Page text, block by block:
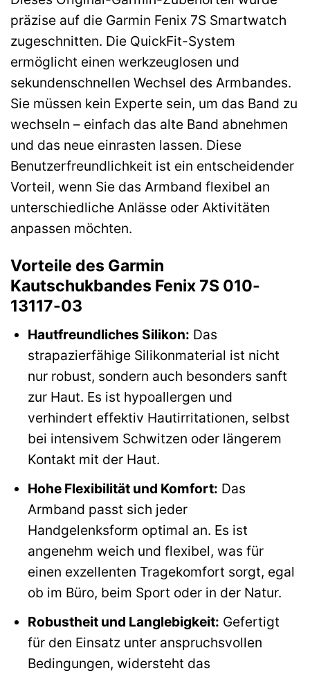
präzise auf die Garmin Fenix 7S Smartwatch
zugeschnitten. Die QuickFit-System
ermöglicht einen werkzeuglosen und
sekundenschnellen Wechsel des Armbandes.
Sie müssen kein Experte sein, um das Band zu
wechseln – einfach das alte Band abnehmen
und das neue einrasten lassen. Diese
Benutzerfreundlichkeit ist ein entscheidender
Vorteil, wenn Sie das Armband flexibel an
unterschiedliche Anlässe oder Aktivitäten
anpassen möchten.
Vorteile des Garmin
Kautschukbandes Fenix 7S 010-
13117-03
Hautfreundliches Silikon: Das
strapazierfähige Silikonmaterial ist nicht
nur robust, sondern auch besonders sanft
zur Haut. Es ist hypoallergen und
verhindert effektiv Hautirritationen, selbst
bei intensivem Schwitzen oder längerem
Kontakt mit der Haut.
Hohe Flexibilität und Komfort: Das
Armband passt sich jeder
Handgelenksform optimal an. Es ist
angenehm weich und flexibel, was für
einen exzellenten Tragekomfort sorgt, egal
ob im Büro, beim Sport oder in der Natur.
Robustheit und Langlebigkeit: Gefertigt
für den Einsatz unter anspruchsvollen
Bedingungen, widersteht das